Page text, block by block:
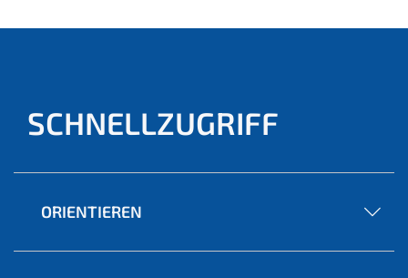
SCHNELLZUGRIFF
ORIENTIEREN